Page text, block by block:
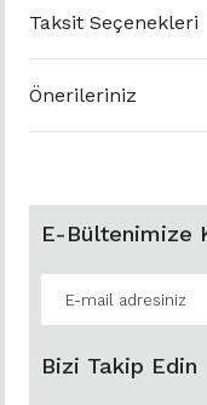
Taksit Seçenekleri
Önerileriniz
E-Bültenimize
Bizi Takip Edin